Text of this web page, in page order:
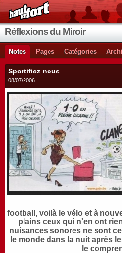
Réflexions du Miroir
Notes Pages Catégories
Sportifiez-nous
08/07/2006
football, voilà le vélo et à
plains ceux qui n'en ont
nuisances sonores ne sont
le monde dans la nuit après
le